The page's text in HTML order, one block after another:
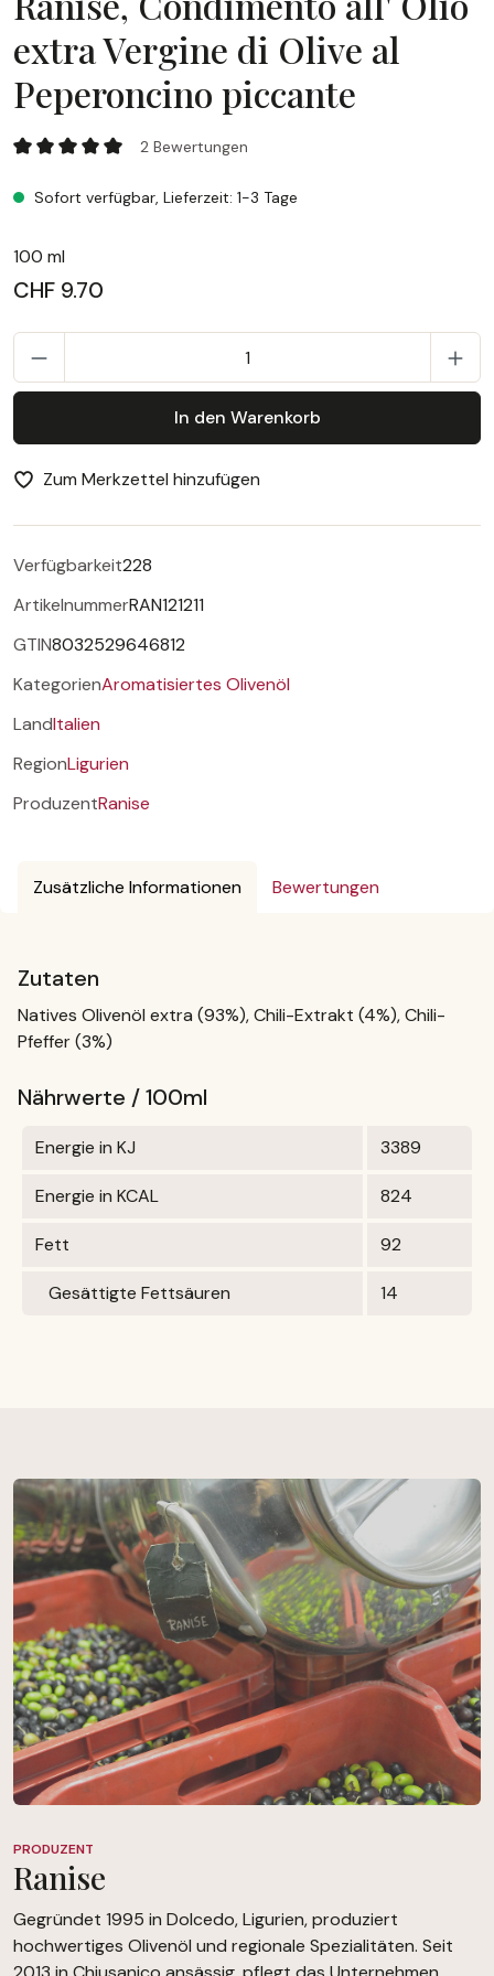
extra Vergine di Olive al
Peperoncino piccante
Ranise, Condimento all' Olio extra Vergine di Olive al
2 Bewertungen
Sofort verfügbar, Lieferzeit: 1-3 Tage
100 ml
CHF 9.70
In den Warenkorb
Zum Merkzettel hinzufügen
Verfügbarkeit228
ArtikelnummerRAN121211
GTIN8032529646812
KategorienAromatisiertes Olivenöl
LandItalien
RegionLigurien
ProduzentRanise
Zusätzliche Informationen Bewertungen
Zutaten
Natives Olivenöl extra (93%), Chili-Extrakt (4%), Chili-
Pfeffer (3%)
Nährwerte / 100ml
Energie in KJ 3389
Energie in KCAL 824
Fett 92
Gesättigte Fettsäuren 14
PRODUZENT
Ranise
Gegründet 1995 in Dolcedo, Ligurien, produziert
hochwertiges Olivenöl und regionale Spezialitäten. Seit